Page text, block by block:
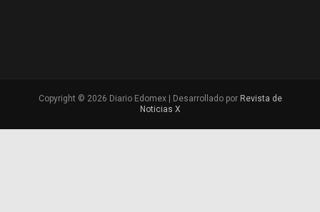
Copyright © 2026 Diario Edomex | Desarrollado por Revista de
Noticias X